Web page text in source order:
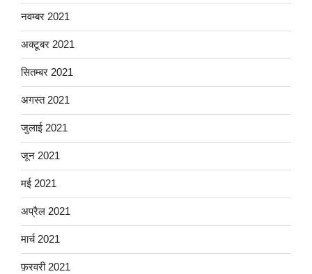
नवम्बर 2021
अक्टूबर 2021
सितम्बर 2021
अगस्त 2021
जुलाई 2021
जून 2021
मई 2021
अप्रैल 2021
मार्च 2021
फ़रवरी 2021